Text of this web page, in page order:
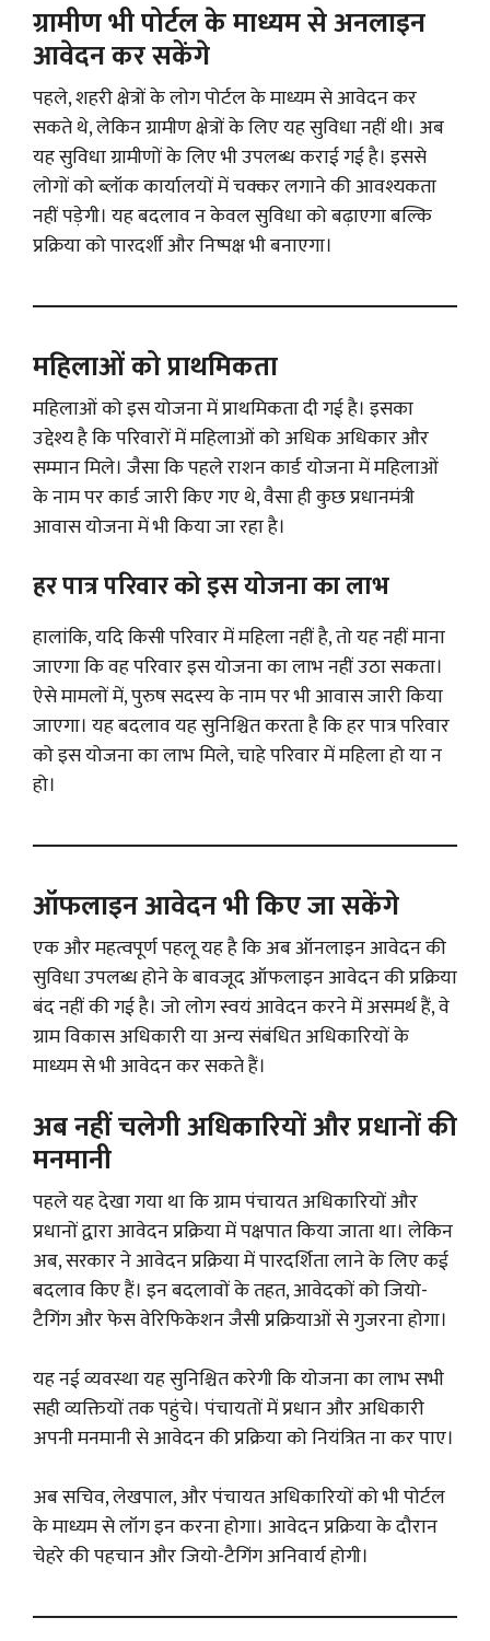
ग्रामीण भी पोर्टल के माध्यम से अनलाइन
आवेदन कर सकेंगे
पहले, शहरी क्षेत्रों के लोग पोर्टल के माध्यम से आवेदन कर
सकते थे, लेकिन ग्रामीण क्षेत्रों के लिए यह सुविधा नहीं थी। अब
यह सुविधा ग्रामीणों के लिए भी उपलब्ध कराई गई है। इससे
लोगों को ब्लॉक कार्यालयों में चक्कर लगाने की आवश्यकता
नहीं पड़ेगी। यह बदलाव न केवल सुविधा को बढ़ाएगा बल्कि
प्रक्रिया को पारदर्शी और निष्पक्ष भी बनाएगा।
महिलाओं को प्राथमिकता
महिलाओं को इस योजना में प्राथमिकता दी गई है। इसका
उद्देश्य है कि परिवारों में महिलाओं को अधिक अधिकार और
सम्मान मिले। जैसा कि पहले राशन कार्ड योजना में महिलाओं
के नाम पर कार्ड जारी किए गए थे, वैसा ही कुछ प्रधानमंत्री
आवास योजना में भी किया जा रहा है।
हर पात्र परिवार को इस योजना का लाभ
हालांकि, यदि किसी परिवार में महिला नहीं है, तो यह नहीं माना
जाएगा कि वह परिवार इस योजना का लाभ नहीं उठा सकता।
ऐसे मामलों में, पुरुष सदस्य के नाम पर भी आवास जारी किया
जाएगा। यह बदलाव यह सुनिश्चित करता है कि हर पात्र परिवार
को इस योजना का लाभ मिले, चाहे परिवार में महिला हो या न
हो।
ऑफलाइन आवेदन भी किए जा सकेंगे
एक और महत्वपूर्ण पहलू यह है कि अब ऑनलाइन आवेदन की
सुविधा उपलब्ध होने के बावजूद ऑफलाइन आवेदन की प्रक्रिया
बंद नहीं की गई है। जो लोग स्वयं आवेदन करने में असमर्थ हैं, वे
ग्राम विकास अधिकारी या अन्य संबंधित अधिकारियों के
माध्यम से भी आवेदन कर सकते हैं।
अब नहीं चलेगी अधिकारियों और प्रधानों की
मनमानी
पहले यह देखा गया था कि ग्राम पंचायत अधिकारियों और
प्रधानों द्वारा आवेदन प्रक्रिया में पक्षपात किया जाता था। लेकिन
अब, सरकार ने आवेदन प्रक्रिया में पारदर्शिता लाने के लिए कई
बदलाव किए हैं। इन बदलावों के तहत, आवेदकों को जियो-
टैगिंग और फेस वेरिफिकेशन जैसी प्रक्रियाओं से गुजरना होगा।
यह नई व्यवस्था यह सुनिश्चित करेगी कि योजना का लाभ सभी
सही व्यक्तियों तक पहुंचे। पंचायतों में प्रधान और अधिकारी
अपनी मनमानी से आवेदन की प्रक्रिया को नियंत्रित ना कर पाए।
अब सचिव, लेखपाल, और पंचायत अधिकारियों को भी पोर्टल
के माध्यम से लॉग इन करना होगा। आवेदन प्रक्रिया के दौरान
चेहरे की पहचान और जियो-टैगिंग अनिवार्य होगी।